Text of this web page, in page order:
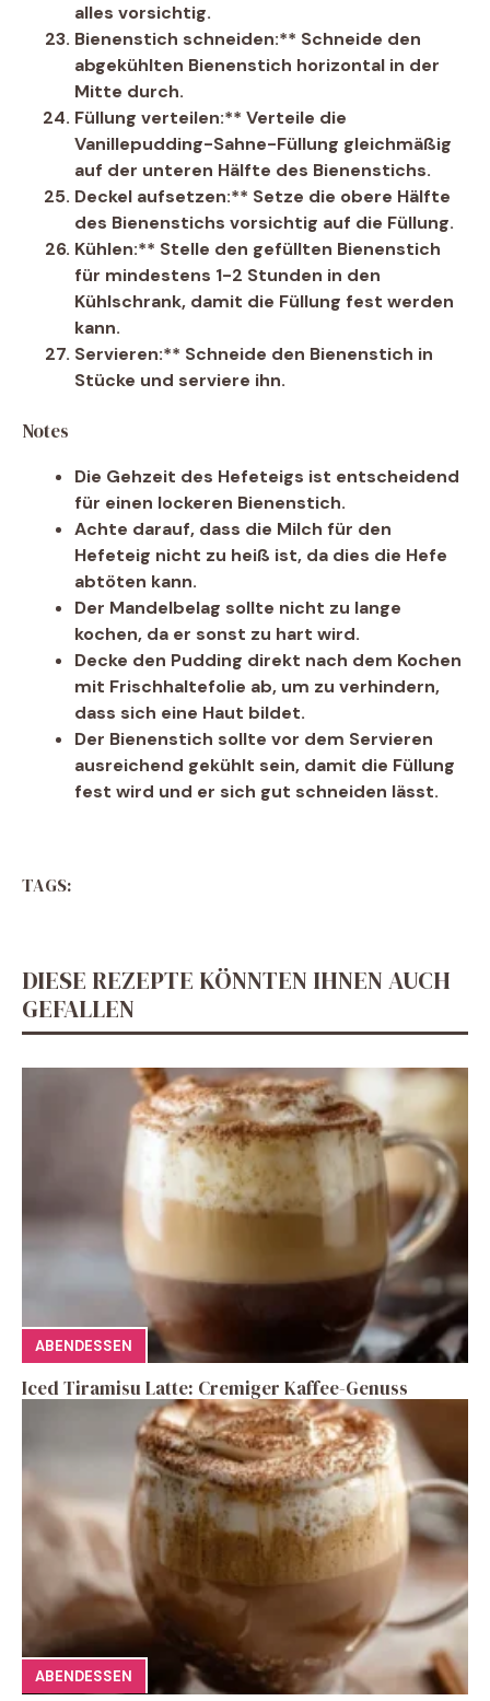
alles vorsichtig.
Bienenstich schneiden:** Schneide den
abgekühlten Bienenstich horizontal in der
Mitte durch.
Füllung verteilen:** Verteile die
Vanillepudding-Sahne-Füllung gleichmäßig
auf der unteren Hälfte des Bienenstichs.
Deckel aufsetzen:** Setze die obere Hälfte
des Bienenstichs vorsichtig auf die Füllung.
Kühlen:** Stelle den gefüllten Bienenstich
für mindestens 1-2 Stunden in den
Kühlschrank, damit die Füllung fest werden
kann.
Servieren:** Schneide den Bienenstich in
Stücke und serviere ihn.
Notes
Die Gehzeit des Hefeteigs ist entscheidend
für einen lockeren Bienenstich.
Achte darauf, dass die Milch für den
Hefeteig nicht zu heiß ist, da dies die Hefe
abtöten kann.
Der Mandelbelag sollte nicht zu lange
kochen, da er sonst zu hart wird.
Decke den Pudding direkt nach dem Kochen
mit Frischhaltefolie ab, um zu verhindern,
dass sich eine Haut bildet.
Der Bienenstich sollte vor dem Servieren
ausreichend gekühlt sein, damit die Füllung
fest wird und er sich gut schneiden lässt.
TAGS:
DIESE REZEPTE KÖNNTEN IHNEN AUCH
GEFALLEN
ABENDESSEN
Iced Tiramisu Latte: Cremiger Kaffee-Genuss
ABENDESSEN